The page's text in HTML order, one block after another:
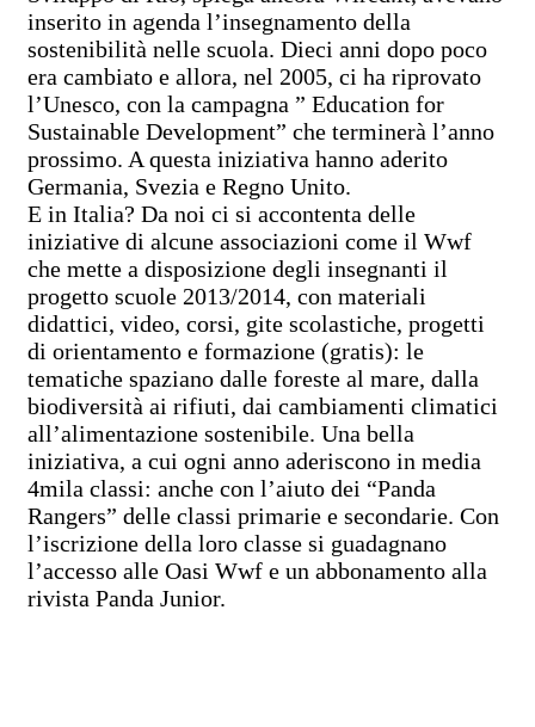
inserito in agenda l’insegnamento della
sostenibilità nelle scuola. Dieci anni dopo poco
era cambiato e allora, nel 2005, ci ha riprovato
l’Unesco, con la campagna ” Education for
Sustainable Development” che terminerà l’anno
prossimo. A questa iniziativa hanno aderito
Germania, Svezia e Regno Unito.
E in Italia? Da noi ci si accontenta delle
iniziative di alcune associazioni come il Wwf
che mette a disposizione degli insegnanti il
progetto scuole 2013/2014, con materiali
didattici, video, corsi, gite scolastiche, progetti
di orientamento e formazione (gratis): le
tematiche spaziano dalle foreste al mare, dalla
biodiversità ai rifiuti, dai cambiamenti climatici
all’alimentazione sostenibile. Una bella
iniziativa, a cui ogni anno aderiscono in media
4mila classi: anche con l’aiuto dei “Panda
Rangers” delle classi primarie e secondarie. Con
l’iscrizione della loro classe si guadagnano
l’accesso alle Oasi Wwf e un abbonamento alla
rivista Panda Junior.